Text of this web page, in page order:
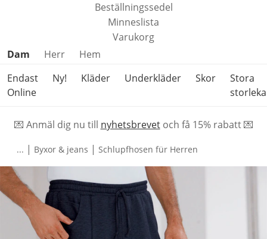
Beställningssedel
Minneslista
Varukorg
Hoppa över produktkategorier
Dam Herr
Hem
Endast
Online
Ny! Kläder Underkläder Skor
Stora
💌 Anmäl dig nu till nyhetsbrevetoch få 15% rabatt 💌
... | Byxor & jeans | Schlupfhosen für Herren